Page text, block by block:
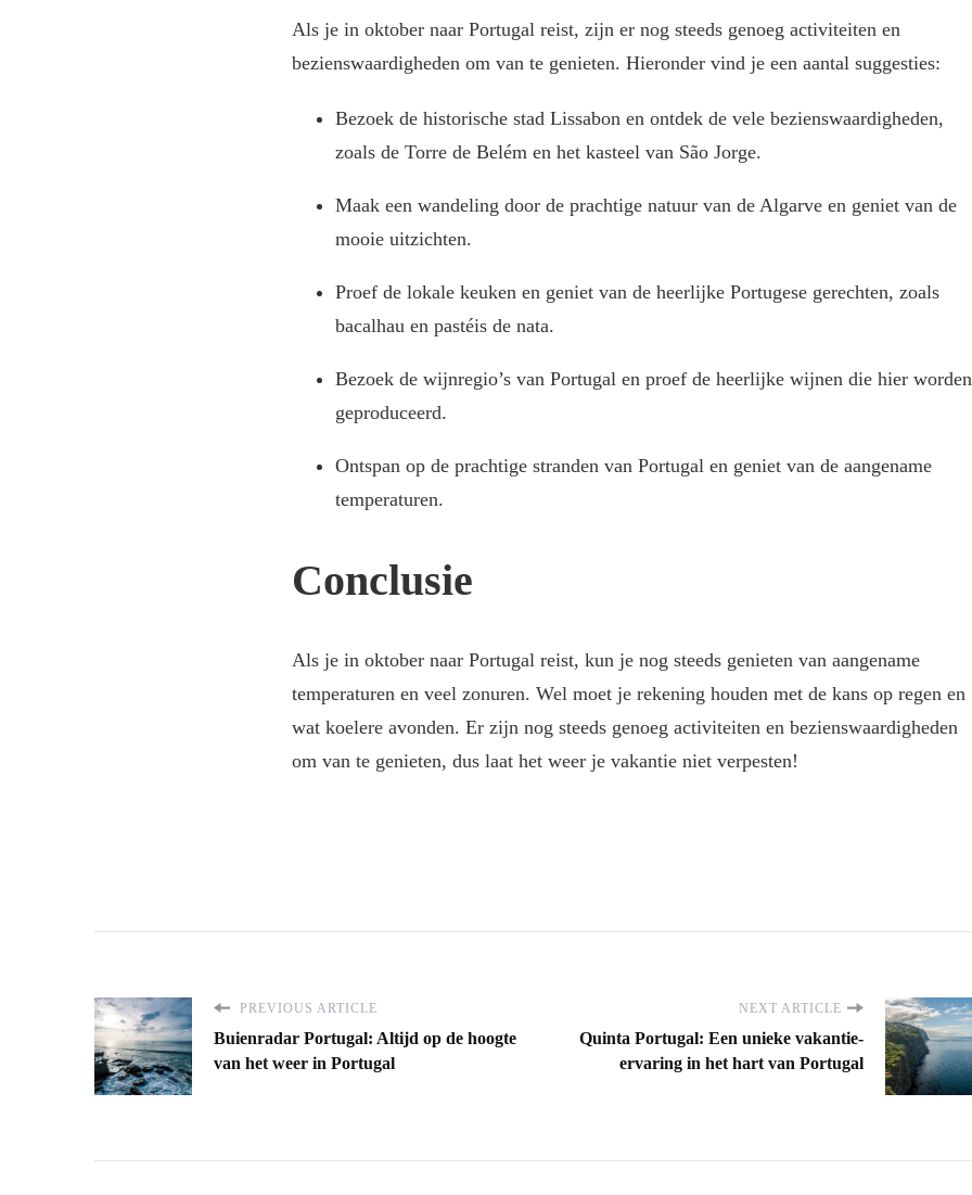
Als je in oktober naar Portugal reist, zijn er nog steeds genoeg activiteiten en
bezienswaardigheden om van te genieten. Hieronder vind je een aantal suggesties:
Bezoek de historische stad Lissabon en ontdek de vele bezienswaardigheden,
zoals de Torre de Belém en het kasteel van São Jorge.
Maak een wandeling door de prachtige natuur van de Algarve en geniet van de
mooie uitzichten.
Proef de lokale keuken en geniet van de heerlijke Portugese gerechten, zoals
bacalhau en pastéis de nata.
Bezoek de wijnregio’s van Portugal en proef de heerlijke wijnen die hier worden
geproduceerd.
Ontspan op de prachtige stranden van Portugal en geniet van de aangename
temperaturen.
Conclusie
Als je in oktober naar Portugal reist, kun je nog steeds genieten van aangename
temperaturen en veel zonuren. Wel moet je rekening houden met de kans op regen en
wat koelere avonden. Er zijn nog steeds genoeg activiteiten en bezienswaardigheden
om van te genieten, dus laat het weer je vakantie niet verpesten!
PREVIOUS ARTICLE
Buienradar Portugal: Altijd op de hoogte
van het weer in Portugal
NEXT ARTICLE
Quinta Portugal: Een unieke vakantie-
ervaring in het hart van Portugal